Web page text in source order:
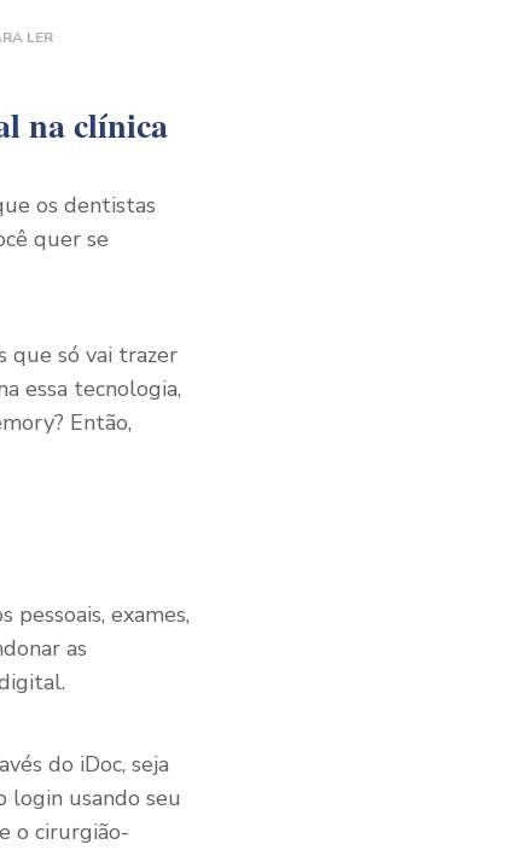
LER
na clínica
os dentistas
quer se
que só vai trazer
essa tecnologia,
Então,
pessoais, exames,
as
do iDoc, seja
login usando seu
o cirurgião-